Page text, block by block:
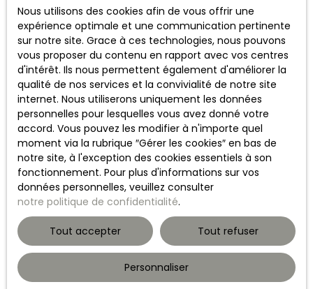
règlementaire et un diagnostic de performance
énergétique ?
Le DPE évalue la performance énergétique et
environnementale du logement, en le classant de A à G,
tandis que l’audit énergétique réglementaire vise à
présenter des scénarios de travaux permettant
d’améliorer sa performance.
Que contient l’audit énergétique ?
L’audit énergétique présentera laliste de travaux
effectuer pour améliorer la performance énergétique
du logement. L’objectif est d’informer l’acheteur, afin
qu’il puisse intégrer les travaux dans son projet d’achat.
Il reprendra notamment : un état des lieux général du
bien, une estimation de la performance du bâtiment et
les propositions de travaux permettant d’atteindre
l’amélioration énergétique.
Il présentera au moins 2 scénarios de travaux à réaliser
en une ou plusieurs fois.
L’objectif : faire passer les logements F ou G en classe
Nous utilisons des cookies afin de vous offrir une
expérience optimale et une communication pertinente
sur notre site. Grace à ces technologies, nous pouvons
vous proposer du contenu en rapport avec vos centres
d'intérêt. Ils nous permettent également d'améliorer la
qualité de nos services et la convivialité de notre site
internet. Nous utiliserons uniquement les données
personnelles pour lesquelles vous avez donné votre
accord. Vous pouvez les modifier à n'importe quel
moment via la rubrique ″Gérer les cookies″ en bas de
notre site, à l'exception des cookies essentiels à son
fonctionnement. Pour plus d'informations sur vos
données personnelles, veuillez consulter
notre politique de confidentialité.
Tout accepter Tout refuser
Personnaliser